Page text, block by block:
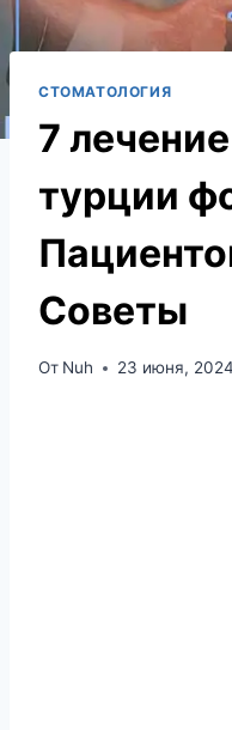
СТОМАТОЛОГИЯ
7
турции
Советы
От Nuh 23 июня, 2024